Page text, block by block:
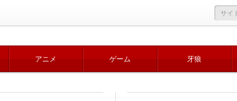
アニメ ゲーム 牙狼